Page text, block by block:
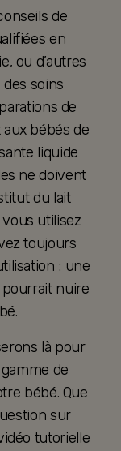
de
en
ou d’autres
soins
de
bébés de
liquide
ne doivent
du lait
utilisez
toujours
: une
nuire
là pour
de
bébé. Que
sur
tutorielle